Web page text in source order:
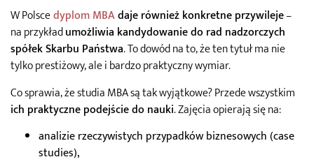
W Polscedyplom MBAdaje również konkretne przywileje–
na przykładumożliwia kandydowanie do rad nadzorczych
spółek Skarbu Państwa. To dowód na to, że ten tytuł ma nie
tylko prestiżowy, ale i bardzo praktyczny wymiar.
Co sprawia, że studia MBA są tak wyjątkowe? Przede wszystkim
ich praktyczne podejście do nauki. Zajęcia opierają się na:
analizie rzeczywistych przypadków biznesowych (case
studies),